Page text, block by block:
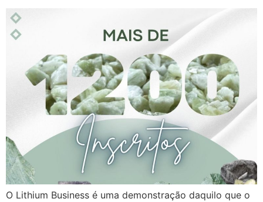
O Lithium Business é uma demonstração daquilo que o